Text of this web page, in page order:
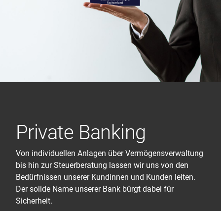
Private Banking
Von individuellen Anlagen über Vermögensverwaltung
bis hin zur Steuerberatung lassen wir uns von den
Bedürfnissen unserer Kundinnen und Kunden leiten.
Der solide Name unserer Bank bürgt dabei für
Sicherheit.